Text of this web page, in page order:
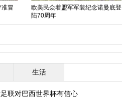
冒
欧美民众着盟军军装纪念诺曼底登
陆70周年
生活
联对巴西世界杯有信心